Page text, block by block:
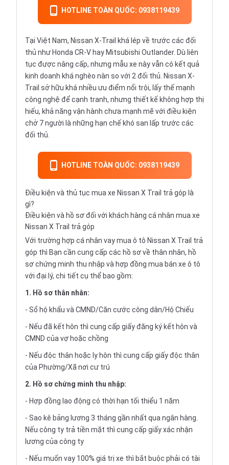
HOTLINE TOÀN QUỐC: 0938119439
Tại Việt Nam, Nissan X-Trail khá lép về trước các đối
thủ như Honda CR-V hay Mitsubishi Outlander. Dù liên
tục được nâng cấp, nhưng mẫu xe này vẫn có kết quả
kinh doanh khá nghèo nàn so với 2 đối thủ. Nissan X-
Trail sở hữu khá nhiều ưu điểm nổi trội, lấy thế mạnh
công nghệ để cạnh tranh, nhưng thiết kế không hợp thị
hiếu, khả năng vận hành chưa mạnh mẽ với điều kiện
chở 7 người là những hạn chế khó san lấp trước các
đối thủ.
HOTLINE TOÀN QUỐC: 0938119439
Điều kiện và thủ tục mua xe Nissan X Trail trả góp là
gì?
Điều kiện và hồ sơ đối với khách hàng cá nhân mua xe
Nissan X Trail trả góp
Với trường hợp cá nhân vaymua ô tô Nissan X Trail trả
góp thì Bạn cần cung cấp các hồ sơ về thân nhân, hồ
sơ chứng minh thu nhập và hợp đồng mua bán xe ô tô
với đại lý, chi tiết cụ thể bao gồm:
1. Hồ sơ thân nhân:
- Sổ hộ khẩu và CMND/Căn cước công dân/Hộ Chiếu
- Nếu đã kết hôn thì cung cấp giấy đăng ký kết hôn và
CMND của vợ hoặc chồng
- Nếu độc thân hoặc ly hôn thì cung cấp giấy độc thân
của Phường/Xã nơi cư trú
2. Hồ sơ chứng minh thu nhập:
- Hợp đồng lao động có thời hạn tối thiểu 1 năm
- Sao kê bảng lương 3 tháng gần nhất qua ngân hàng.
Nếu công ty trả tiền mặt thì cung cấp giấy xác nhận
lương của công ty
- Nếu muốn vay 100% giá trị xe thì bắt buộc phải có tài